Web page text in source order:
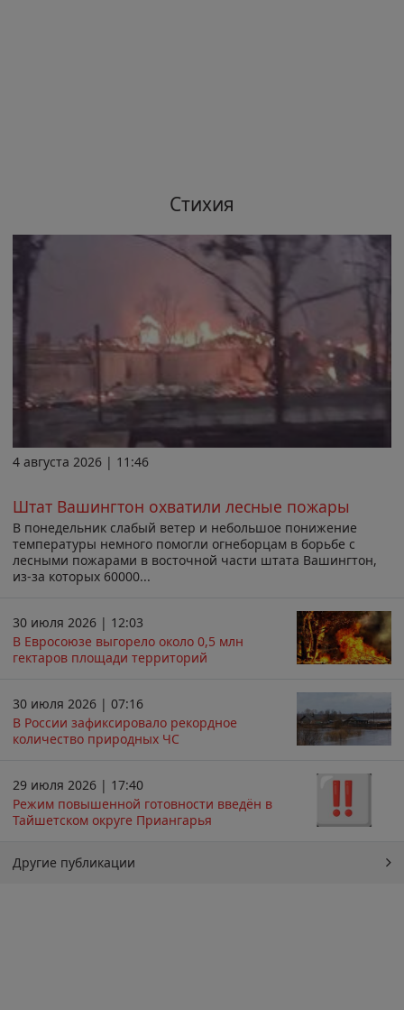
Стихия
4 августа 2026 | 11:46
Штат Вашингтон охватили лесные пожары
В понедельник слабый ветер и небольшое понижение
температуры немного помогли огнеборцам в борьбе с
лесными пожарами в восточной части штата Вашингтон,
из-за которых 60000...
30 июля 2026 | 12:03
В Евросоюзе выгорело около 0,5 млн
гектаров площади территорий
30 июля 2026 | 07:16
В России зафиксировало рекордное
количество природных ЧС
29 июля 2026 | 17:40
Режим повышенной готовности введён в
Тайшетском округе Приангарья
Другие публикации